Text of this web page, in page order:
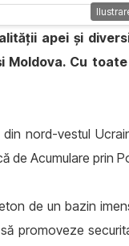
apei și
Moldova. Cu
din nord-vestul
de Acumulare prin
de un bazin
promoveze